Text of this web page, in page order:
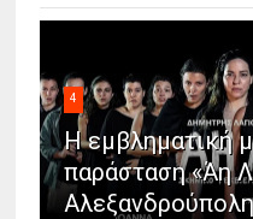
4
Η εμβληματική
παράσταση «Άη